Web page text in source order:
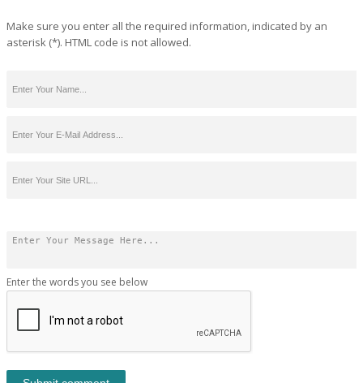
Make sure you enter all the required information, indicated by an
asterisk (*). HTML code is not allowed.
Enter the words you see below